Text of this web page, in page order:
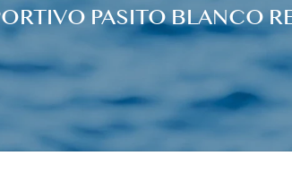
PASITO BLANCO